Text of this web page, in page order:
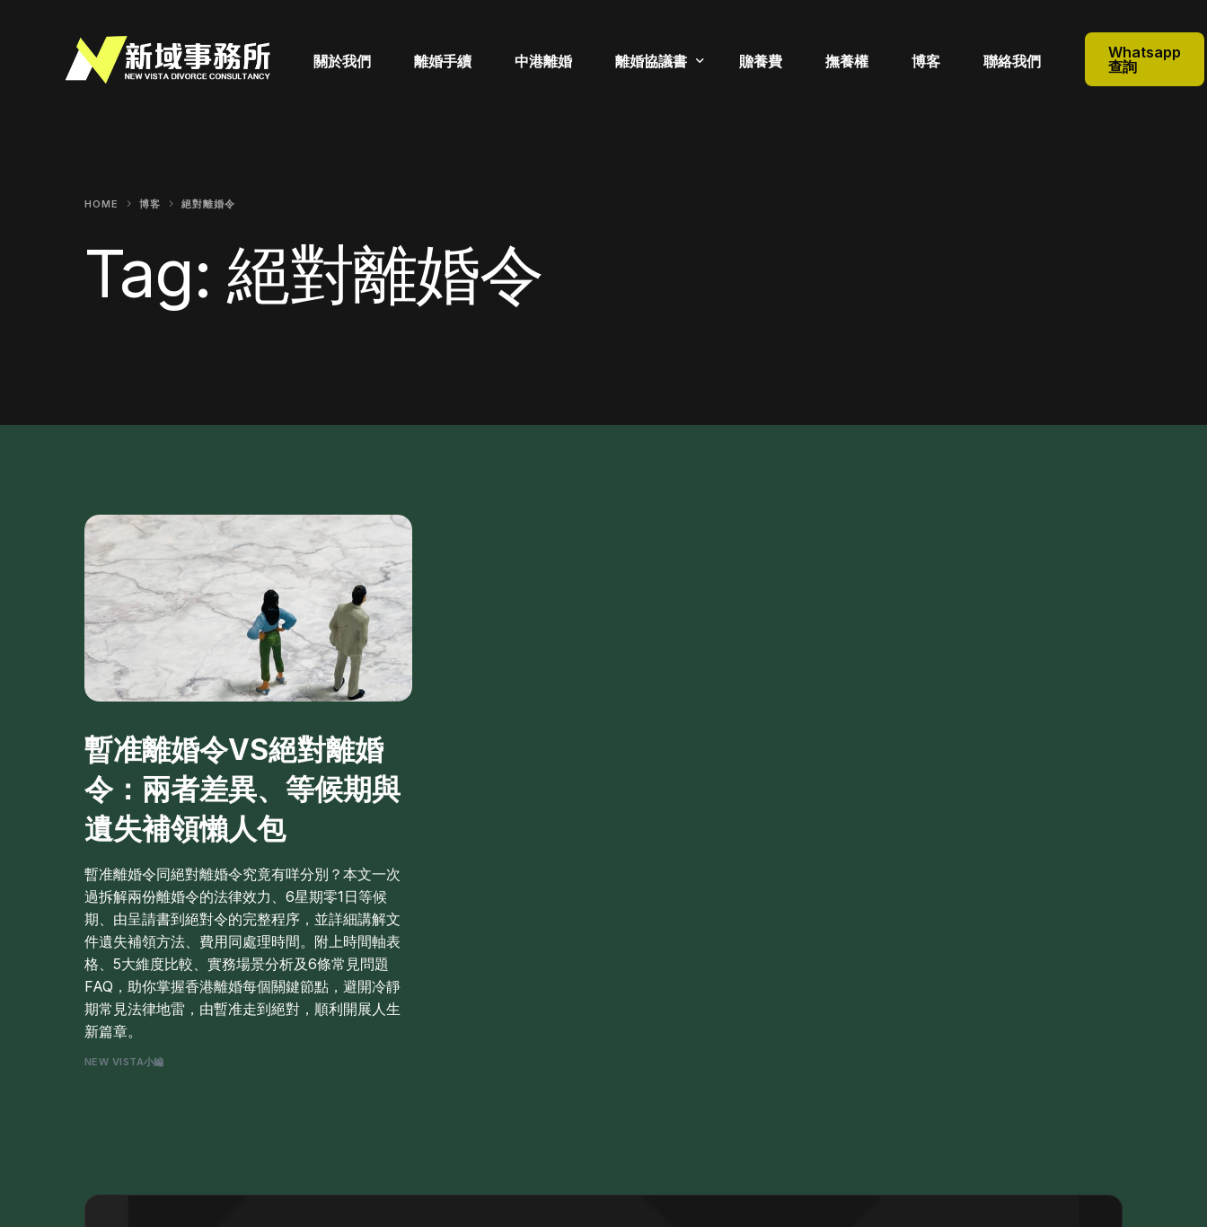
關於我們 離婚手續 中港離婚 離婚協議書 贍養費 撫養權 博客 聯絡我們
Whatsapp
查詢
HOME 博客 絕對離婚令
Tag: 絕對離婚令
暫准離婚令VS絕對離婚
令：兩者差異、等候期與
遺失補領懶人包
暫准離婚令同絕對離婚令究竟有咩分別？本文一次
過拆解兩份離婚令的法律效力、6星期零1日等候
期、由呈請書到絕對令的完整程序，並詳細講解文
件遺失補領方法、費用同處理時間。附上時間軸表
格、5大維度比較、實務場景分析及6條常見問題
FAQ，助你掌握香港離婚每個關鍵節點，避開冷靜
期常見法律地雷，由暫准走到絕對，順利開展人生
新篇章。
NEW VISTA小編